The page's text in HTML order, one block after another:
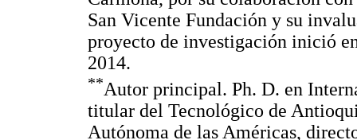
San Vicente Fundación y su
proyecto de investigación inició
2014.
**Autor principal. Ph. D. en
titular del Tecnológico de
Autónoma de las Américas,